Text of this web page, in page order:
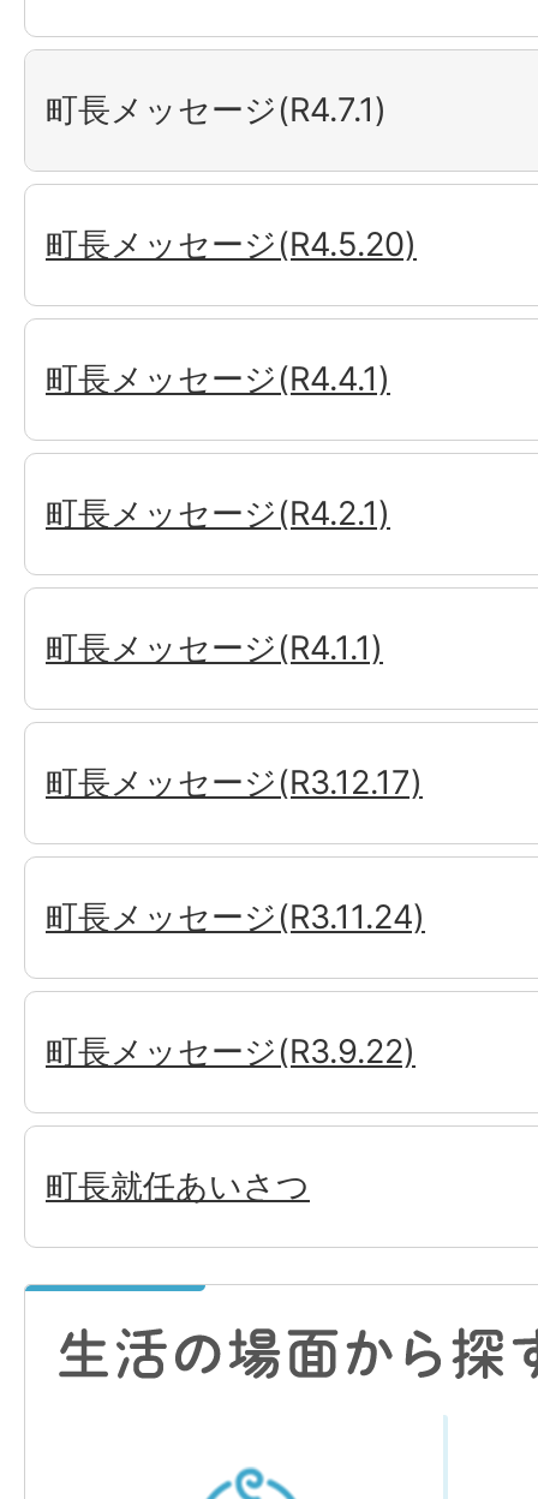
町長メッセージ(R4.7.1)
町長メッセージ(R4.5.20)
町長メッセージ(R4.4.1)
町長メッセージ(R4.2.1)
町長メッセージ(R4.1.1)
町長メッセージ(R3.12.17)
町長メッセージ(R3.11.24)
町長メッセージ(R3.9.22)
町長就任あいさつ